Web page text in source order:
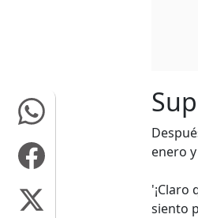
enero
'¡Claro
siento